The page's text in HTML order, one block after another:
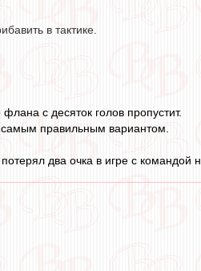
в тактике.
с десяток голов пропустит.
правильным вариантом.
два очка в игре с